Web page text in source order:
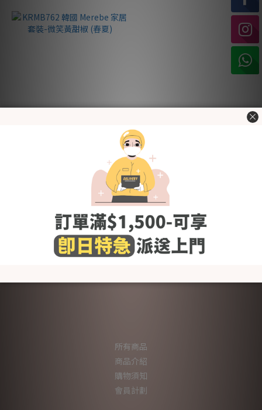
KRMB762 韓國 Merebe 家居
套裝-微笑黃甜椒 (春夏)
所有商品
商品介紹
購物須知
會員計劃